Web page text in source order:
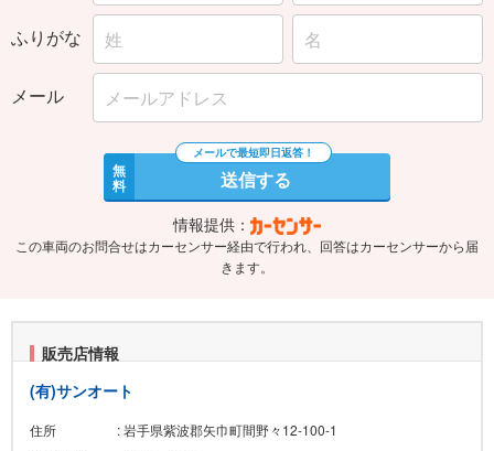
ふりがな
メール
無
料 送信する
情報提供：
この車両のお問合せはカーセンサー経由で行われ、回答はカーセンサーから届
きます。
販売店情報
(有)サンオート
住所
: 岩手県紫波郡矢巾町間野々12-100-1